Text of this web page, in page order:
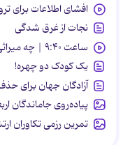
افشای اطلاعات برای
نجات از غرق شدگی
ساعت ۹:۴۰ | چه میراثی از خود به جای گذاشت؟
یک کودک دو چهره!
آزادگان جهان برای
پیاده‌روی جاماندگان
تمرین رزمی تکاوران